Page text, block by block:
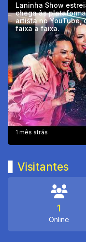
Laninha Show
chega às
artista no YouTube,
faixa a faixa.
1 mês atrás
Visitantes
1
Online